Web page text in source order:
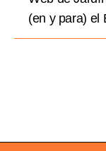
(en y para) el